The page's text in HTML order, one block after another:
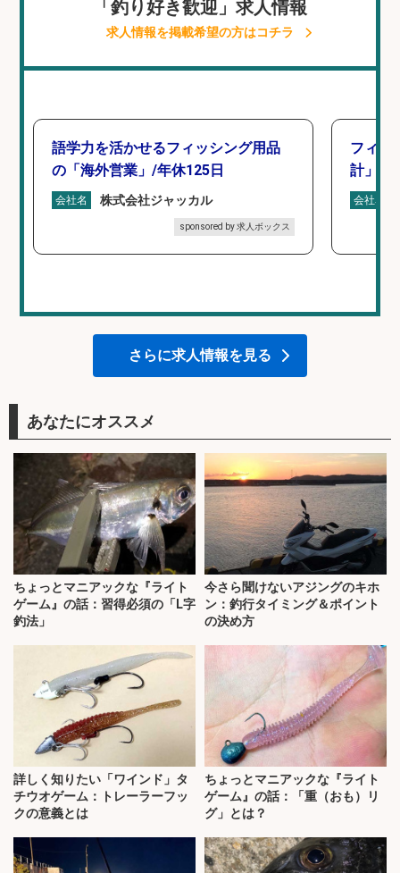
「釣り好き歓迎」求人情報
求人情報を掲載希望の方はコチラ
語学力を活かせるフィッシング用品
の「海外営業」/年休125日
会社名 株式会社ジャッカル
sponsored by 求人ボックス
フィッ
計」
会社名
さらに求人情報を見る
あなたにオススメ
ちょっとマニアックな『ライト
ゲーム』の話：習得必須の「L字
釣法」
今さら聞けないアジングのキホ
ン：釣行タイミング＆ポイント
の決め方
詳しく知りたい「ワインド」タ
チウオゲーム：トレーラーフッ
クの意義とは
ちょっとマニアックな『ライト
ゲーム』の話：「重（おも）リ
グ」とは？